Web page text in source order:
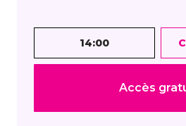
14:00
Accès